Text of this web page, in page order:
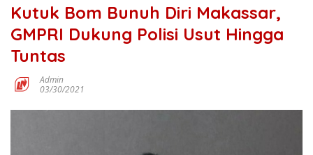
Kutuk Bom Bunuh Diri Makassar,
GMPRI Dukung Polisi Usut Hingga
Tuntas
Admin
03/30/2021